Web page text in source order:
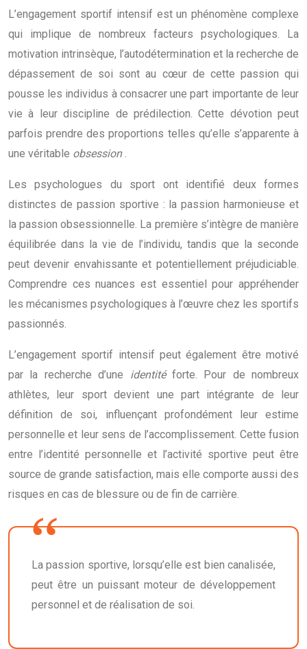
L’engagement sportif intensif est un phénomène complexe
qui implique de nombreux facteurs psychologiques. La
motivation intrinsèque, l’autodétermination et la recherche de
dépassement de soi sont au cœur de cette passion qui
pousse les individus à consacrer une part importante de leur
vie à leur discipline de prédilection. Cette dévotion peut
parfois prendre des proportions telles qu’elle s’apparente à
une véritable obsession.
Les psychologues du sport ont identifié deux formes
distinctes de passion sportive : la passion harmonieuse et
la passion obsessionnelle. La première s’intègre de manière
équilibrée dans la vie de l’individu, tandis que la seconde
peut devenir envahissante et potentiellement préjudiciable.
Comprendre ces nuances est essentiel pour appréhender
les mécanismes psychologiques à l’œuvre chez les sportifs
passionnés.
L’engagement sportif intensif peut également être motivé
par la recherche d’une identité forte. Pour de nombreux
athlètes, leur sport devient une part intégrante de leur
définition de soi, influençant profondément leur estime
personnelle et leur sens de l’accomplissement. Cette fusion
entre l’identité personnelle et l’activité sportive peut être
source de grande satisfaction, mais elle comporte aussi des
risques en cas de blessure ou de fin de carrière.
La passion sportive, lorsqu’elle est bien canalisée,
peut être un puissant moteur de développement
personnel et de réalisation de soi.